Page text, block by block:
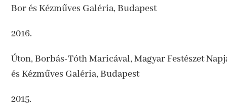
Bor és Kézműves Galéria, Budapest
2016.
Úton, Borbás-Tóth Maricával, Magyar Festészet
és Kézműves Galéria, Budapest
2015.